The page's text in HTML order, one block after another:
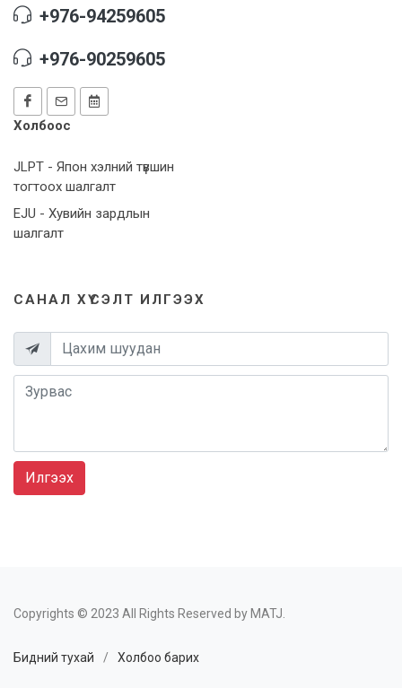
+976-94259605
+976-90259605
Холбоос
JLPT - Япон хэлний түвшин
тогтоох шалгалт
EJU - Хувийн зардлын
шалгалт
САНАЛ ХҮСЭЛТ ИЛГЭЭХ
Илгээх
Copyrights © 2023 All Rights Reserved by MATJ.
Бидний тухай / Холбоо барих